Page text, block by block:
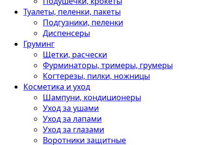
Туалеты, пеленки, пакеты
Подгузники, пеленки
Диспенсеры
Груминг
Щетки, расчески
Фурминаторы, тримеры, грумеры
Когтерезы, пилки, ножницы
Косметика и уход
Шампуни, кондиционеры
Уход за ушами
Уход за лапами
Уход за глазами
Воротники защитные